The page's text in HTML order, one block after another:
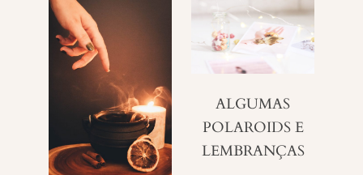
ALGUMAS
POLAROIDS E
LEMBRANÇAS